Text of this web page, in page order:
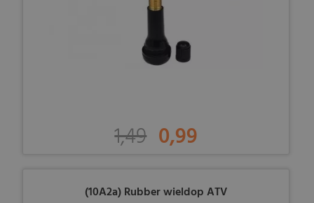
1,49 0,99
(10A2a) Rubber wieldop ATV